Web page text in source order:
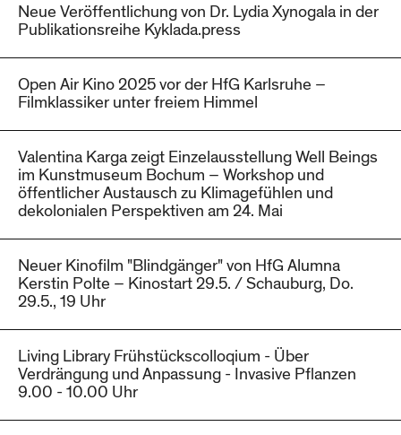
Neue Veröffentlichung von Dr. Lydia Xynogala in der
Publikationsreihe Kyklada.press
Open Air Kino 2025 vor der HfG Karlsruhe –
Filmklassiker unter freiem Himmel
Valentina Karga zeigt Einzelausstellung Well Beings
im Kunstmuseum Bochum – Workshop und
öffentlicher Austausch zu Klimagefühlen und
dekolonialen Perspektiven am 24. Mai
Neuer Kinofilm "Blindgänger" von HfG Alumna
Kerstin Polte – Kinostart 29.5. / Schauburg, Do.
29.5., 19 Uhr
Living Library Frühstückscolloqium - Über
Verdrängung und Anpassung - Invasive Pflanzen
9.00 - 10.00 Uhr